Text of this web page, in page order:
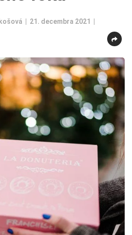
21. decembra 2021